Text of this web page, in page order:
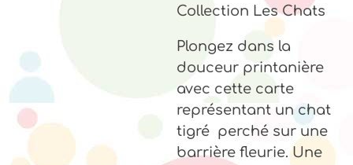
Collection Les Chats
Plongez dans la
douceur printanière
avec cette carte
représentant un chat
tigré perché sur une
barrière fleurie. Une